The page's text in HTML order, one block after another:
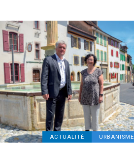
ACTUALITÉ URBANISME